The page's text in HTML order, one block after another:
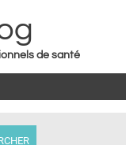
de santé